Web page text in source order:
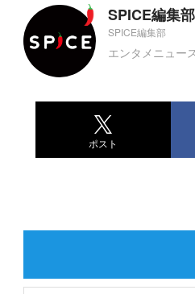
SPICE編集部
SPICE編集部
エンタメニュー
ポスト